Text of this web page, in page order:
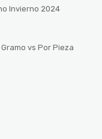
Invierno 2024
vs Por Pieza